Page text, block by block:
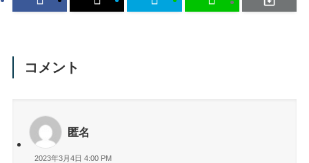
コメント
匿名
2023年3月4日 4:00 PM